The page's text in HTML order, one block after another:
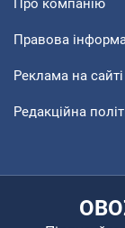
Про компанію
Правова
Реклама на сайті
Редакційна